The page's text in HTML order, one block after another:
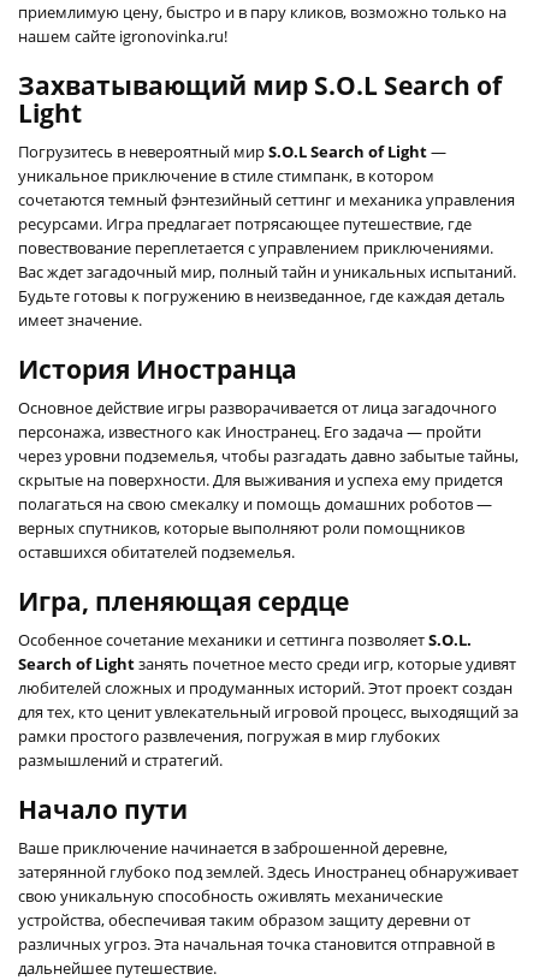
приемлимую цену, быстро и в пару кликов, возможно только на
нашем сайте igronovinka.ru!
Захватывающий мир S.O.L Search of
Light
Погрузитесь в невероятный мирS.O.L Search of Light—
уникальное приключение в стиле стимпанк, в котором
сочетаются темный фэнтезийный сеттинг и механика управления
ресурсами. Игра предлагает потрясающее путешествие, где
повествование переплетается с управлением приключениями.
Вас ждет загадочный мир, полный тайн и уникальных испытаний.
Будьте готовы к погружению в неизведанное, где каждая деталь
имеет значение.
История Иностранца
Основное действие игры разворачивается от лица загадочного
персонажа, известного как Иностранец. Его задача — пройти
через уровни подземелья, чтобы разгадать давно забытые тайны,
скрытые на поверхности. Для выживания и успеха ему придется
полагаться на свою смекалку и помощь домашних роботов —
верных спутников, которые выполняют роли помощников
оставшихся обитателей подземелья.
Игра, пленяющая сердце
Особенное сочетание механики и сеттинга позволяетS.O.L.
Search of Lightзанять почетное место среди игр, которые удивят
любителей сложных и продуманных историй. Этот проект создан
для тех, кто ценит увлекательный игровой процесс, выходящий за
рамки простого развлечения, погружая в мир глубоких
размышлений и стратегий.
Начало пути
Ваше приключение начинается в заброшенной деревне,
затерянной глубоко под землей. Здесь Иностранец обнаруживает
свою уникальную способность оживлять механические
устройства, обеспечивая таким образом защиту деревни от
различных угроз. Эта начальная точка становится отправной в
дальнейшее путешествие.